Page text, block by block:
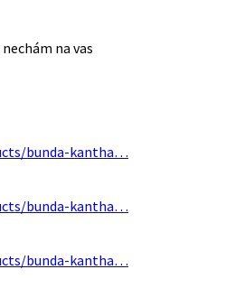
na vas
bunda-kantha…
bunda-kantha…
bunda-kantha…